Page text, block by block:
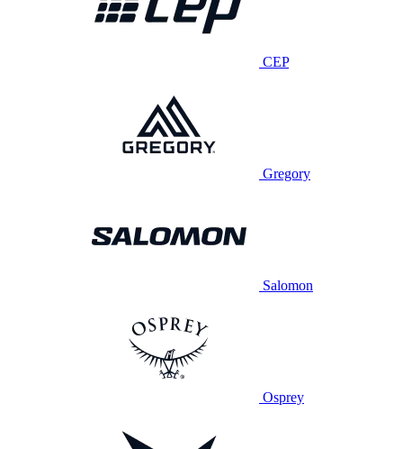
CEP
Gregory
Salomon
Osprey